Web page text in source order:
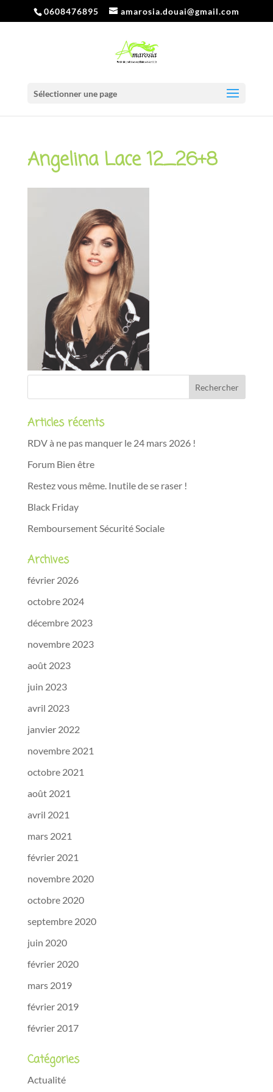
0608476895 amarosia.douai@gmail.com
Sélectionner une page
Angelina Lace 12_26+8
Articles récents
RDV à ne pas manquer le 24 mars 2026 !
Forum Bien être
Restez vous même. Inutile de se raser !
Black Friday
Remboursement Sécurité Sociale
Archives
février 2026
octobre 2024
décembre 2023
novembre 2023
août 2023
juin 2023
avril 2023
janvier 2022
novembre 2021
octobre 2021
août 2021
avril 2021
mars 2021
février 2021
novembre 2020
octobre 2020
septembre 2020
juin 2020
février 2020
mars 2019
février 2019
février 2017
Catégories
Actualité